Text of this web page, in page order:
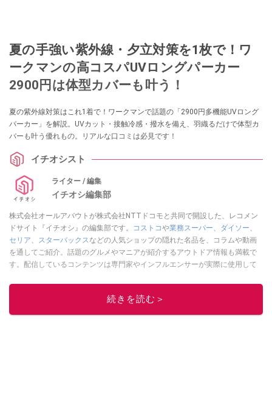
夏の手強い紫外線・夕立対策を1枚で！ワ
ークマンの高コスパUVロングパーカー
2900円は体型カバーも叶う！
夏の紫外線対策はこれ1着で！ワークマンで話題の「2900円多機能UVロング
パーカー」を解説。UVカット・接触冷感・撥水を備え、羽織るだけで体型カ
バーも叶う優れもの。リアルな口コミは必見です！
イチオシスト
ライター / 編集
イチオシ編集部
株式会社オールアバウトが株式会社NTTドコモと共同で開設した、レコメン
ドサイト『イチオシ』の編集部です。
コストコや業務スーパー、 ダイソー、
セリア、 スターバックスなどの人気ショップの隠れた名品を、コラムや動画
を通してご紹介。話題のグルメやマニアが紹介するアウトドア情報も満載で
す。配信しているコンテンツは専門家やインフルエンサーが実際に使用して
ニュースでフォロー
続きを読む＞